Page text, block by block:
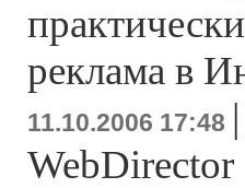
реклама в
11.10.2006 17:48 |
WebDirector